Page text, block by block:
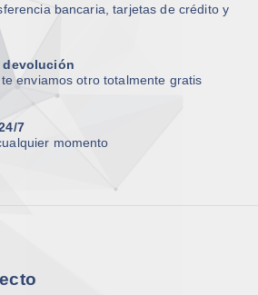
bancaria, tarjetas de crédito y
devolución
enviamos otro totalmente gratis
7
momento